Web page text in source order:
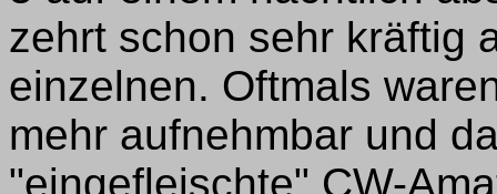
zehrt schon sehr kräftig
einzelnen. Oftmals
mehr aufnehmbar und
"eingefleischte" CW-